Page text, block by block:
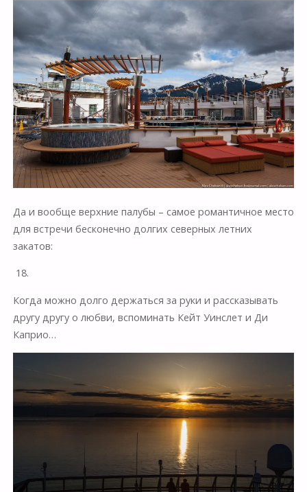
Да и вообще верхние палубы – самое романтичное место
для встречи бесконечно долгих северных летних
закатов:
18.
Когда можно долго держаться за руки и рассказывать
другу другу о любви, вспоминать Кейт Уинслет и Ди
Каприо…